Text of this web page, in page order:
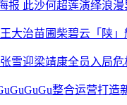
报 此沙何超莲演绎浪
大治苗圃柴碧云「陕
雪迎梁靖康全员入局
整合运营打造